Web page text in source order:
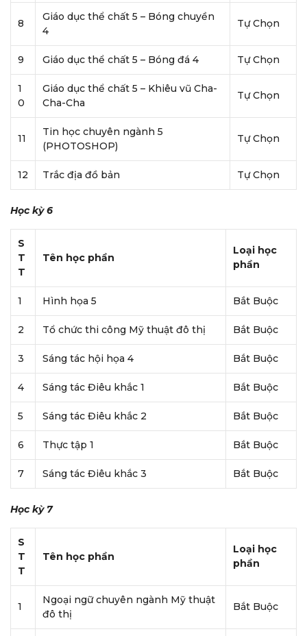
8
Giáo dục thể chất 5 – Bóng chuyền
4
Tự Chọn
9 Giáo dục thể chất 5 – Bóng đá 4 Tự Chọn
1
0
Giáo dục thể chất 5 – Khiêu vũ Cha-
Cha-Cha
Tự Chọn
11
Tin học chuyên ngành 5
(PHOTOSHOP)
Tự Chọn
12 Trắc địa đồ bản Tự Chọn
Học kỳ 6
S
T
T
Tên học phần
Loại học
phần
1 Hình họa 5 Bắt Buộc
2 Tổ chức thi công Mỹ thuật đô thị Bắt Buộc
3 Sáng tác hội họa 4 Bắt Buộc
4 Sáng tác Điêu khắc 1 Bắt Buộc
5 Sáng tác Điêu khắc 2 Bắt Buộc
6 Thực tập 1 Bắt Buộc
7 Sáng tác Điêu khắc 3 Bắt Buộc
Học kỳ 7
S
T
T
Tên học phần
Loại học
phần
1
Ngoại ngữ chuyên ngành Mỹ thuật
đô thị
Bắt Buộc